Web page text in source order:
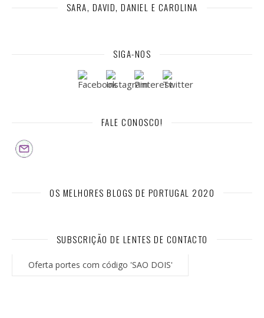
SARA, DAVID, DANIEL E CAROLINA
SIGA-NOS
FALE CONOSCO!
OS MELHORES BLOGS DE PORTUGAL 2020
SUBSCRIÇÃO DE LENTES DE CONTACTO
Oferta portes com código 'SAO DOIS'